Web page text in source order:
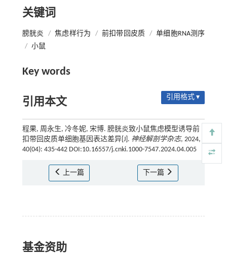
关键词
膀胱炎 / 焦虑样行为 / 前扣带回皮质 / 单细胞RNA测序
/ 小鼠
Key words
引用本文 引用格式 ▾
程果, 周永生, 冷冬妮, 宋博. 膀胱炎致小鼠焦虑模型诱导前
扣带回皮质单细胞基因表达差异[J]. 神经解剖学杂志, 2024,
40(04): 435-442 DOI:10.16557/j.cnki.1000-7547.2024.04.005
上一篇 下一篇
基金资助